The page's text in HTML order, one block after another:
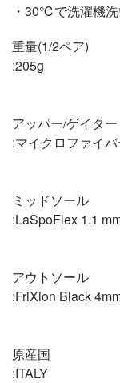
・30℃で洗濯機
重量(1/2ペア)
:205g
アッパー/ゲイター
:マイクロファイ
ミッドソール
:LaSpoFlex 1.1
アウトソール
:FriXion Black
原産国
:ITALY